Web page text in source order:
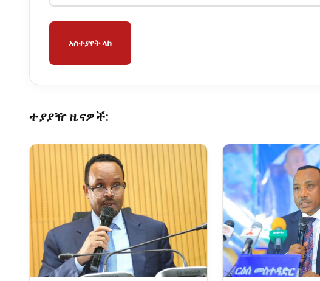
አስተያየት ላክ
ተያያዥ ዜናዎች: